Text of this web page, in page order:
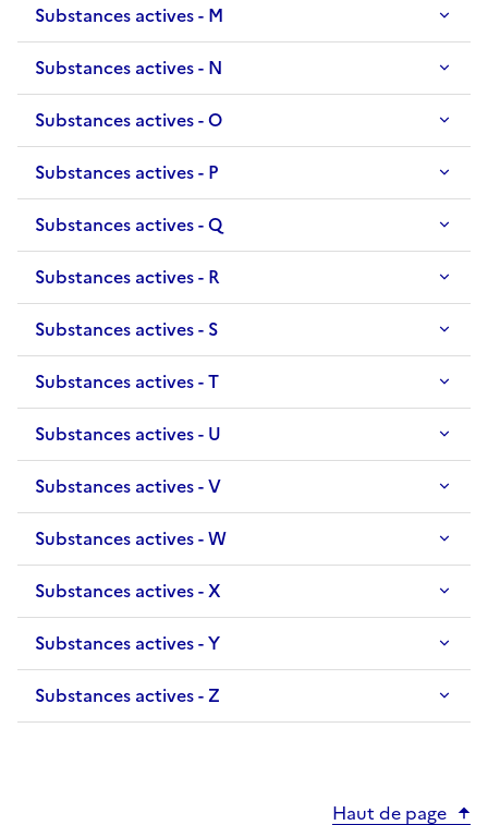
Substances actives - M
Substances actives - N
Substances actives - O
Substances actives - P
Substances actives - Q
Substances actives - R
Substances actives - S
Substances actives - T
Substances actives - U
Substances actives - V
Substances actives - W
Substances actives - X
Substances actives - Y
Substances actives - Z
Haut de page